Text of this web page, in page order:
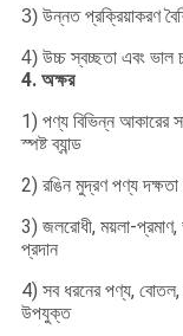
3)উন্নত প্রক্রিয়াকরণ
4)উচ্চ স্বচ্ছতা এবং ভাল
4. অক্ষর
1) পণ্য বিভিন্ন আকারের
স্পষ্ট ব্যান্ড
2) রঙিন মুদ্রণ পণ্য দক্ষতা
3) জলরোধী, ময়লা-প্রমাণ,
প্রদান
4) সব ধরনের পণ্য, বোতল,
উপযুক্ত